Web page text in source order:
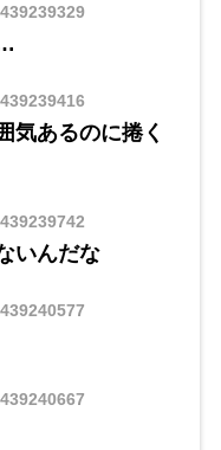
気あるのに捲く
いんだな